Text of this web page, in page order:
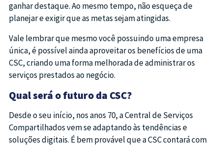
ganhar destaque. Ao mesmo tempo, não esqueça de
planejar e exigir que as metas sejam atingidas.
Vale lembrar que mesmo você possuindo uma empresa
única, é possível ainda aproveitar os benefícios de uma
CSC, criando uma forma melhorada de administrar os
serviços prestados ao negócio.
Qual será o futuro da CSC?
Desde o seu início, nos anos 70, a Central de Serviços
Compartilhados vem se adaptando às tendências e
soluções digitais. É bem provável que a CSC contará com